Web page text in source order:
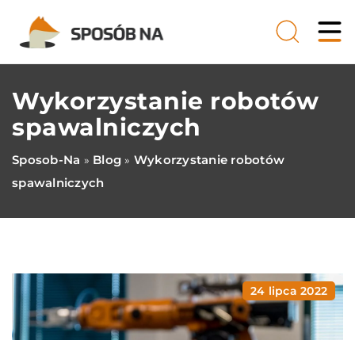
Wykorzystanie robotów
spawalniczych
Sposob-Na » Blog » Wykorzystanie robotów
spawalniczych
24 lipca 2022